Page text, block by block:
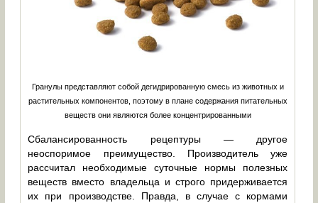
Гранулы представляют собой дегидрированную смесь из животных и
растительных компонентов, поэтому в плане содержания питательных
веществ они являются более концентрированными
Сбалансированность рецептуры — другое
неоспоримое преимущество. Производитель уже
рассчитал необходимые суточные нормы полезных
веществ вместо владельца и строго придерживается
их при производстве. Правда, в случае с кормами